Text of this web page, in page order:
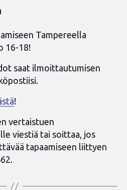
Tampereella
16-18!
saat ilmoittautumisen
!
vertaistuen
viestiä tai soittaa, jos
tapaamiseen liittyen